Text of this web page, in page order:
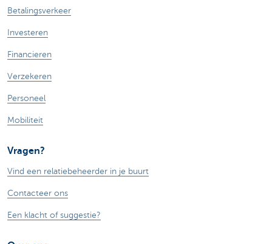
Betalingsverkeer
Investeren
Financieren
Verzekeren
Personeel
Mobiliteit
Vragen?
Vind een relatiebeheerder in je buurt
Contacteer ons
Een klacht of suggestie?